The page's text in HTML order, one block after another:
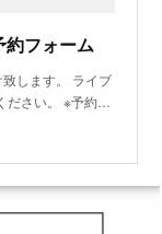
フォーム
します。 ライブ
ださい。 ※予約…